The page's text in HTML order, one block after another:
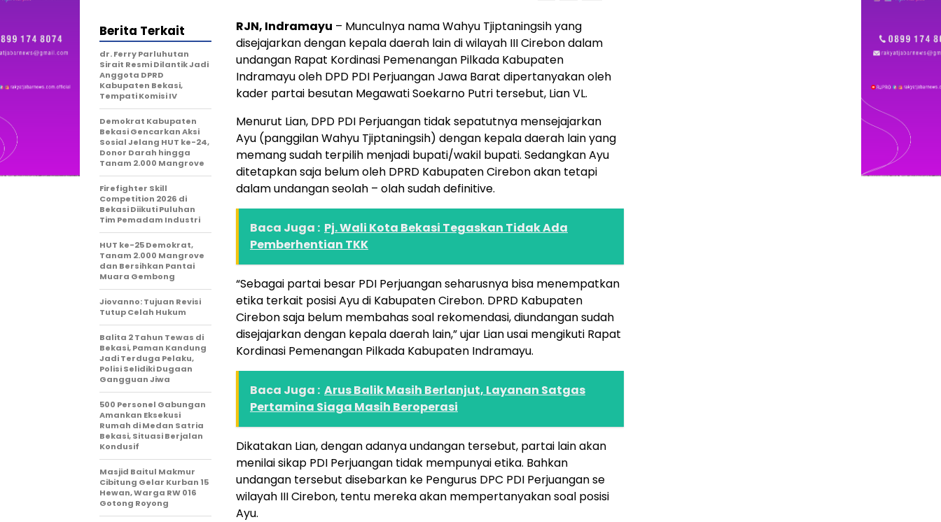
RJN, Indramayu – Munculnya nama Wahyu Tjiptaningsih yang
disejajarkan dengan kepala daerah lain di wilayah III Cirebon dalam
undangan Rapat Kordinasi Pemenangan Pilkada Kabupaten
Indramayu oleh DPD PDI Perjuangan Jawa Barat dipertanyakan oleh
kader partai besutan Megawati Soekarno Putri tersebut, Lian VL.
Menurut Lian, DPD PDI Perjuangan tidak sepatutnya mensejajarkan
Ayu (panggilan Wahyu Tjiptaningsih) dengan kepala daerah lain yang
memang sudah terpilih menjadi bupati/wakil bupati. Sedangkan Ayu
ditetapkan saja belum oleh DPRD Kabupaten Cirebon akan tetapi
dalam undangan seolah – olah sudah definitive.
Baca Juga : Pj. Wali Kota Bekasi Tegaskan Tidak Ada
Pemberhentian TKK
“Sebagai partai besar PDI Perjuangan seharusnya bisa menempatkan
etika terkait posisi Ayu di Kabupaten Cirebon. DPRD Kabupaten
Cirebon saja belum membahas soal rekomendasi, diundangan sudah
disejajarkan dengan kepala daerah lain,” ujar Lian usai mengikuti Rapat
Kordinasi Pemenangan Pilkada Kabupaten Indramayu.
Baca Juga : Arus Balik Masih Berlanjut, Layanan Satgas
Pertamina Siaga Masih Beroperasi
Dikatakan Lian, dengan adanya undangan tersebut, partai lain akan
menilai sikap PDI Perjuangan tidak mempunyai etika. Bahkan
undangan tersebut disebarkan ke Pengurus DPC PDI Perjuangan se
wilayah III Cirebon, tentu mereka akan mempertanyakan soal posisi
Ayu.
Berita Terkait
dr. Ferry Parluhutan
Sirait Resmi Dilantik Jadi
Anggota DPRD
Kabupaten Bekasi,
Tempati Komisi IV
Demokrat Kabupaten
Bekasi Gencarkan Aksi
Sosial Jelang HUT ke-24,
Donor Darah hingga
Tanam 2.000 Mangrove
Firefighter Skill
Competition 2026 di
Bekasi Diikuti Puluhan
Tim Pemadam Industri
HUT ke-25 Demokrat,
Tanam 2.000 Mangrove
dan Bersihkan Pantai
Muara Gembong
Jiovanno: Tujuan Revisi
Tutup Celah Hukum
Balita 2 Tahun Tewas di
Bekasi, Paman Kandung
Jadi Terduga Pelaku,
Polisi Selidiki Dugaan
Gangguan Jiwa
500 Personel Gabungan
Amankan Eksekusi
Rumah di Medan Satria
Bekasi, Situasi Berjalan
Kondusif
Masjid Baitul Makmur
Cibitung Gelar Kurban 15
Hewan, Warga RW 016
Gotong Royong